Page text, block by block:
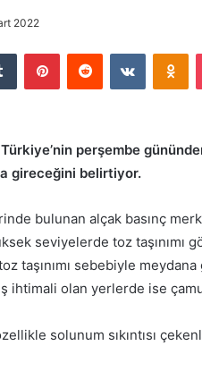
2022
Tumblr PinterestReddit VKontakte
perşembe
gireceğini belirtiyor.
bulunan alçak basınç
seviyelerde toz
taşınımı sebebiyle
ihtimali olan yerlerde ise
solunum sıkıntısı